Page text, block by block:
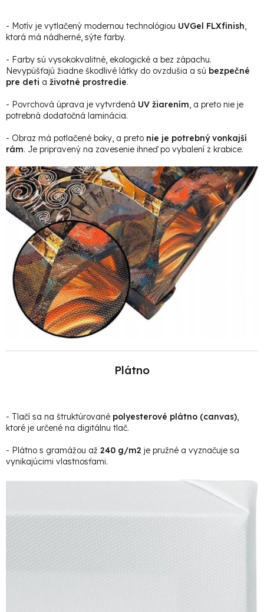
- Motív je vytlačený modernou technológiou UVGel FLXfinish,
ktorá má nádherné, sýte farby.
- Farby sú vysokokvalitné, ekologické a bez zápachu.
Nevypúšťajú žiadne škodlivé látky do ovzdušia a sú bezpečné
pre deti a životné prostredie.
- Povrchová úprava je vytvrdená UV žiarením, a preto nie je
potrebná dodatočná laminácia.
- Obraz má potlačené boky, a preto nie je potrebný vonkajší
rám. Je pripravený na zavesenie ihneď po vybalení z krabice.
Plátno
- Tlačí sa na štruktúrované polyesterové plátno (canvas),
ktoré je určené na digitálnu tlač.
- Plátno s gramážou až 240 g/m2 je pružné a vyznačuje sa
vynikajúcimi vlastnosťami.